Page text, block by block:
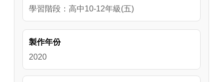
學習階段：高中10-12年級(五)
製作年份
2020